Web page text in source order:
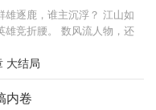
雄逐鹿，谁主沉浮？ 江山如
雄竞折腰。 数风流人物，还
大结局
内卷